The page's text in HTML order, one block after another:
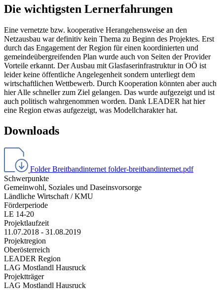
Die wichtigsten Lernerfahrungen
Eine vernetzte bzw. kooperative Herangehensweise an den
Netzausbau war definitiv kein Thema zu Beginn des Projektes. Erst
durch das Engagement der Region für einen koordinierten und
gemeindeübergreifenden Plan wurde auch von Seiten der Provider
Vorteile erkannt. Der Ausbau mit Glasfaserinfrastruktur in OÖ ist
leider keine öffentliche Angelegenheit sondern unterliegt dem
wirtschaftlichen Wettbewerb. Durch Kooperation könnten aber auch
hier Alle schneller zum Ziel gelangen. Das wurde aufgezeigt und ist
auch politisch wahrgenommen worden. Dank LEADER hat hier
eine Region etwas aufgezeigt, was Modellcharakter hat.
Downloads
Folder Breitbandinternet folder-breitbandinternet.pdf
Schwerpunkte
Gemeinwohl, Soziales und Daseinsvorsorge
Ländliche Wirtschaft / KMU
Förderperiode
LE 14-20
Projektlaufzeit
11.07.2018 - 31.08.2019
Projektregion
Oberösterreich
LEADER Region
LAG Mostlandl Hausruck
Projektträger
LAG Mostlandl Hausruck